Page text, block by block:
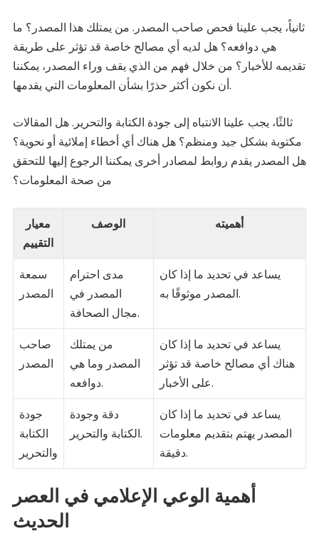
ثانياً، يجب علينا فحص صاحب المصدر. من يمتلك هذا المصدر؟ ما
هي دوافعه؟ هل لديه أي مصالح خاصة قد تؤثر على طريقة
تقديمه للأخبار؟ من خلال فهم من الذي يقف وراء المصدر، يمكننا
أن نكون أكثر حذرًا بشأن المعلومات التي يقدمها.
ثالثًا، يجب علينا الانتباه إلى جودة الكتابة والتحرير. هل المقالات
مكتوبة بشكل جيد ومنظم؟ هل هناك أي أخطاء إملائية أو نحوية؟
هل المصدر يقدم روابط لمصادر أخرى يمكننا الرجوع إليها للتحقق
من صحة المعلومات؟
معيار
التقييم
الوصف أهميته
سمعة
المصدر
مدى احترام
المصدر في
مجال الصحافة.
يساعد في تحديد ما إذا كان
المصدر موثوقًا به.
صاحب
المصدر
من يمتلك
المصدر وما هي
دوافعه.
يساعد في تحديد ما إذا كان
هناك أي مصالح خاصة قد تؤثر
على الأخبار.
جودة
الكتابة
والتحرير
دقة وجودة
الكتابة والتحرير.
يساعد في تحديد ما إذا كان
المصدر يهتم بتقديم معلومات
دقيقة.
أهمية الوعي الإعلامي في العصر
الحديث